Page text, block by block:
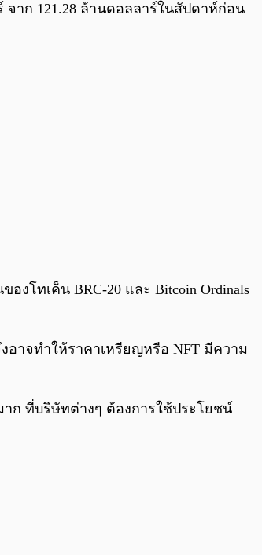
จาก 121.28 ล้านดอลลาร์ในสัปดาห์ก่อน
งโทเค็น BRC-20 และ Bitcoin Ordinals
าจทำให้ราคาเหรียญหรือ NFT มีความ
าก ที่บริษัทต่างๆ ต้องการใช้ประโยชน์